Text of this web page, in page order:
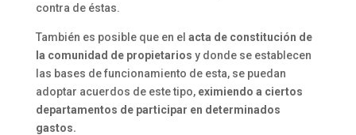
contra de éstas.
También es posible que en el acta de constitución de
la comunidad de propietarios y donde se establecen
las bases de funcionamiento de esta, se puedan
adoptar acuerdos de este tipo, eximiendo a ciertos
departamentos de participar en determinados
gastos.